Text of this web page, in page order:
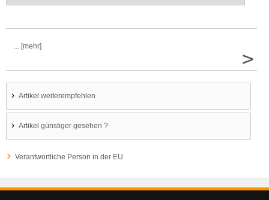
... [mehr]
>
Artikel weiterempfehlen
Artikel günstiger gesehen ?
Verantwortliche Person in der EU